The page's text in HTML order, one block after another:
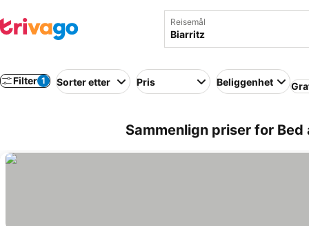
Reisemål
Filter 1 Sorter etter Pris Beliggenhet
Sammenlign priser for